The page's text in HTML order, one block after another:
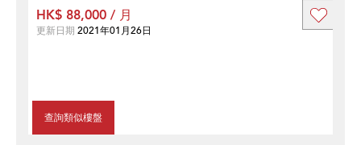
查詢類似樓盤
HK$ 88,000 / 月
更新日期 2021年01月26日